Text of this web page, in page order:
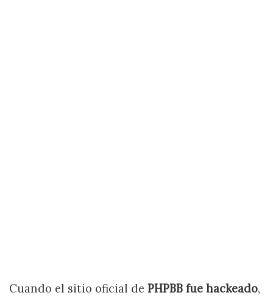
Cuando el sitio oficial de PHPBB fue hackeado,